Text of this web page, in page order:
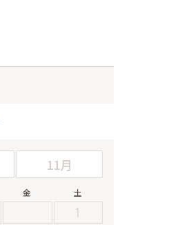
11月
金 土
1